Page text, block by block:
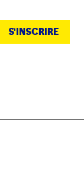
S'INSCRIRE